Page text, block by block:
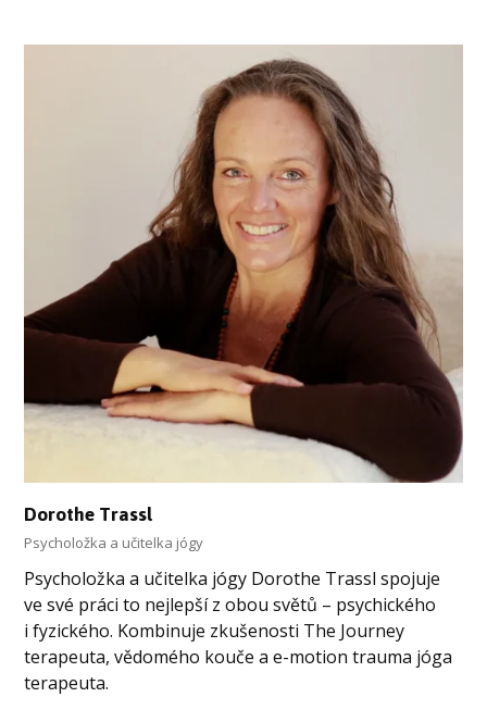
Dorothe Trassl
Psycholožka a učitelka jógy
Psycholožka a učitelka jógy Dorothe Trassl spojuje
ve své práci to nejlepší z obou světů – psychického
i fyzického. Kombinuje zkušenosti The Journey
terapeuta, vědomého kouče a e-motion trauma jóga
terapeuta.